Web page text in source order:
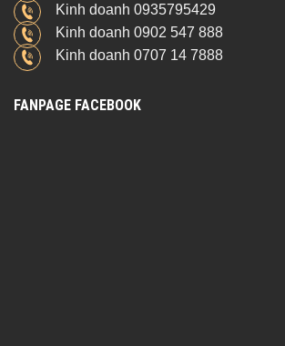
Kinh doanh 0935795429
Kinh doanh 0902 547 888
Kinh doanh 0707 14 7888
FANPAGE FACEBOOK